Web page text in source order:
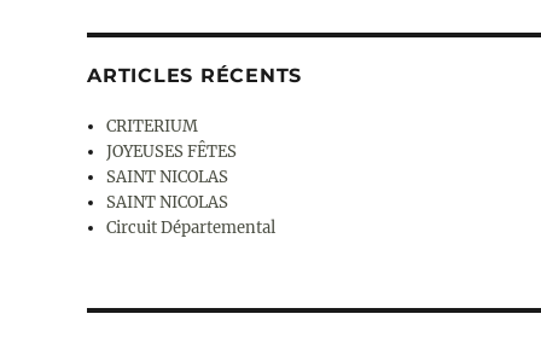
ARTICLES RÉCENTS
CRITERIUM
JOYEUSES FÊTES
SAINT NICOLAS
SAINT NICOLAS
Circuit Départemental